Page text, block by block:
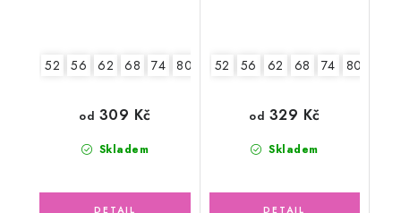
52 56 62 68 74 80 86
Skladem
od 309 Kč
52 56 62 68 74 80
Skladem
od 329 Kč